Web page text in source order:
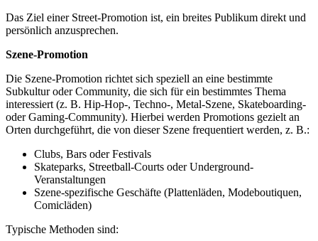
Das Ziel einer Street-Promotion ist, ein breites Publikum direkt und
persönlich anzusprechen.
Szene-Promotion
Die Szene-Promotion richtet sich speziell an eine bestimmte
Subkultur oder Community, die sich für ein bestimmtes Thema
interessiert (z. B. Hip-Hop-, Techno-, Metal-Szene, Skateboarding-
oder Gaming-Community). Hierbei werden Promotions gezielt an
Orten durchgeführt, die von dieser Szene frequentiert werden, z. B.:
Clubs, Bars oder Festivals
Skateparks, Streetball-Courts oder Underground-
Veranstaltungen
Szene-spezifische Geschäfte (Plattenläden, Modeboutiquen,
Comicläden)
Typische Methoden sind: